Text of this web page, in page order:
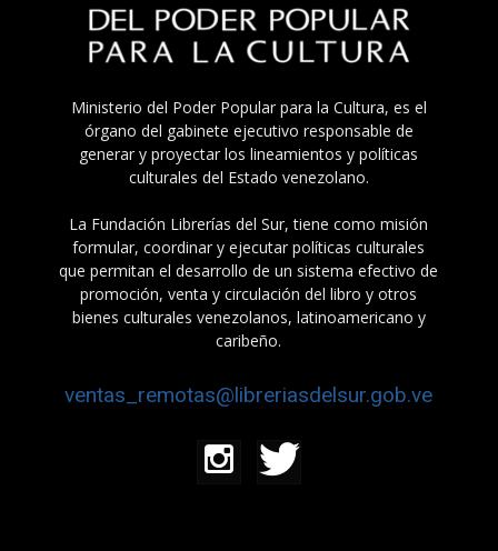
Ministerio del Poder Popular para la Cultura, es el
órgano del gabinete ejecutivo responsable de
generar y proyectar los lineamientos y políticas
culturales del Estado venezolano.
La Fundación Librerías del Sur, tiene como misión
formular, coordinar y ejecutar políticas culturales
que permitan el desarrollo de un sistema efectivo de
promoción, venta y circulación del libro y otros
bienes culturales venezolanos, latinoamericano y
caribeño.
ventas_remotas@libreriasdelsur.gob.ve